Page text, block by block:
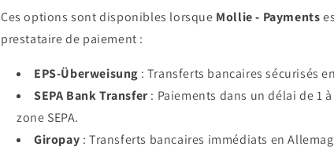
Ces options sont disponibles lorsque Mollie - Payments
prestataire de paiement :
EPS-Überweisung : Transferts bancaires sécurisés
SEPA Bank Transfer: Paiements dans un délai de 1
zone SEPA.
Giropay : Transferts bancaires immédiats en